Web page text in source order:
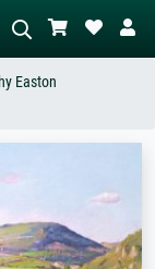
– ex. prairie verte,
beaucoup de rouge,
nu debout près d'un
arbre.
Easton